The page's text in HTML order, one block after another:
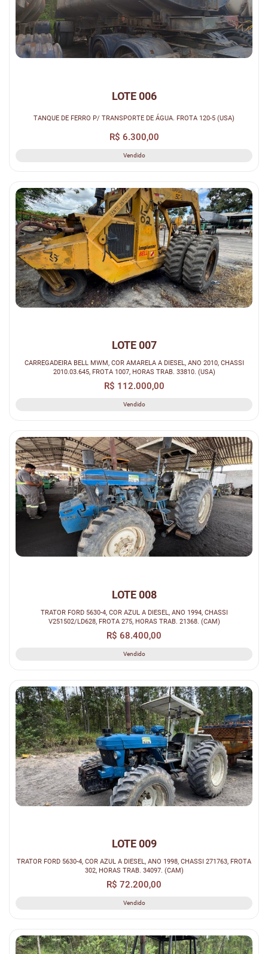
LOTE 006
TANQUE DE FERRO P/ TRANSPORTE DE ÁGUA. FROTA 120-5 (USA)
R$ 6.300,00
Vendido
LOTE 007
CARREGADEIRA BELL MWM, COR AMARELA A DIESEL, ANO 2010, CHASSI
2010.03.645, FROTA 1007, HORAS TRAB. 33810. (USA)
R$ 112.000,00
Vendido
LOTE 008
TRATOR FORD 5630-4, COR AZUL A DIESEL, ANO 1994, CHASSI
V251502/LD628, FROTA 275, HORAS TRAB. 21368. (CAM)
R$ 68.400,00
Vendido
LOTE 009
TRATOR FORD 5630-4, COR AZUL A DIESEL, ANO 1998, CHASSI 271763, FROTA
302, HORAS TRAB. 34097. (CAM)
R$ 72.200,00
Vendido